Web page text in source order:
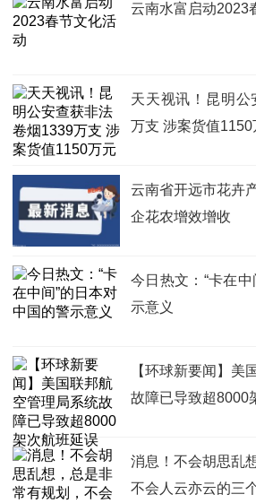
云南水富启动2023
天天视讯！昆明
万支 涉案货值1150
云南省开远市花卉
企花农增效增收
今日热文：“卡在
示意义
【环球新要闻】美
故障已导致超8000
消息！不会胡思乱
不会人云亦云的三